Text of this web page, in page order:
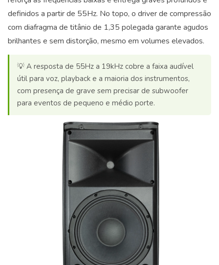
definidos a partir de 55Hz. No topo, o driver de compressão
com diafragma de titânio de 1,35 polegada garante agudos
brilhantes e sem distorção, mesmo em volumes elevados.
💡 A resposta de 55Hz a 19kHz cobre a faixa audível
útil para voz, playback e a maioria dos instrumentos,
com presença de grave sem precisar de subwoofer
para eventos de pequeno e médio porte.